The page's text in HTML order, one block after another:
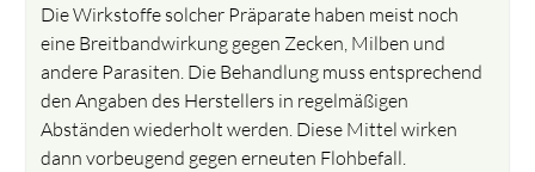
Die Wirkstoffe solcher Präparate haben meist noch
eine Breitbandwirkung gegen Zecken, Milben und
andere Parasiten. Die Behandlung muss entsprechend
den Angaben des Herstellers in regelmäßigen
Abständen wiederholt werden. Diese Mittel wirken
dann vorbeugend gegen erneuten Flohbefall.